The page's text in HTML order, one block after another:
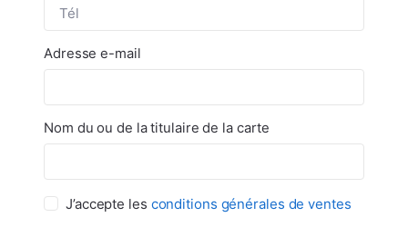
Adresse e-mail
Nom du ou de la titulaire de la carte
J’accepte les conditions générales de ventes